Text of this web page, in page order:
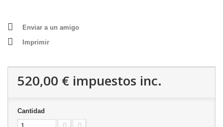
Enviar a un amigo
Imprimir
520,00 € impuestos inc.
Cantidad